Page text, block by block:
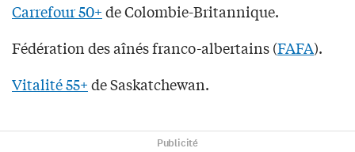
Carrefour 50+de Colombie-Britannique.
Fédération des aînés franco-albertains (FAFA).
Vitalité 55+de Saskatchewan.
Publicité